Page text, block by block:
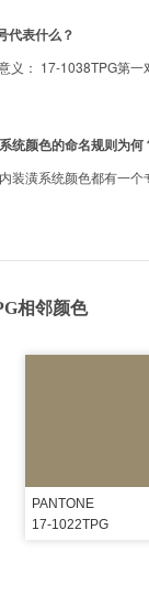
代表什么？
义： 17-1038TPG第
统颜色的命名规则为何
装潢系统颜色都有一
相邻颜色
PANTONE
17-1022TPG